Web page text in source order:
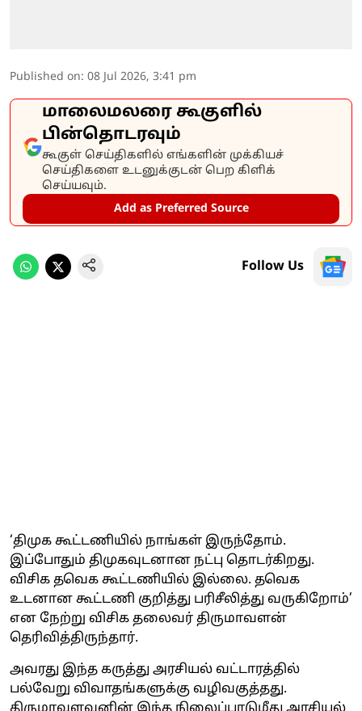
Published on: 08 Jul 2026, 3:41 pm
மாலைமலரை கூகுளில்
பின்தொடரவும்
கூகுள் செய்திகளில் எங்களின் முக்கியச்
செய்திகளை உடனுக்குடன் பெற கிளிக்
செய்யவும்.
Add as Preferred Source
Follow Us
‘திமுக கூட்டணியில் நாங்கள் இருந்தோம்.
இப்போதும் திமுகவுடனான நட்பு தொடர்கிறது.
விசிக தவெக கூட்டணியில் இல்லை. தவெக
உடனான கூட்டணி குறித்து பரிசீலித்து வருகிறோம்’
என நேற்று விசிக தலைவர் திருமாவளன்
தெரிவித்திருந்தார்.
அவரது இந்த கருத்து அரசியல் வட்டாரத்தில்
பல்வேறு விவாதங்களுக்கு வழிவகுத்தது.